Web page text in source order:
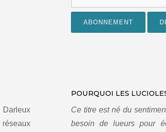
Darleux
POURQUOI LES
Ce titre est né du
besoin de lueurs pour